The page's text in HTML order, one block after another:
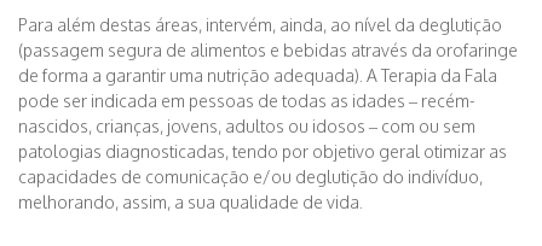
Para além destas áreas, intervém, ainda, ao nível da deglutição
(passagem segura de alimentos e bebidas através da orofaringe
de forma a garantir uma nutrição adequada). A Terapia da Fala
pode ser indicada em pessoas de todas as idades – recém-
nascidos, crianças, jovens, adultos ou idosos – com ou sem
patologias diagnosticadas, tendo por objetivo geral otimizar as
capacidades de comunicação e/ou deglutição do indivíduo,
melhorando, assim, a sua qualidade de vida.